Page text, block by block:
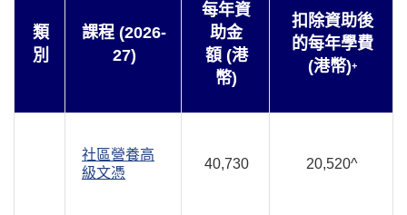
類
別
課程 (2026-
27)
每年資
助金
額 (港
幣)
扣除資助後
的每年學費
(港幣)+
社區營養高
級文憑
40,730 20,520^